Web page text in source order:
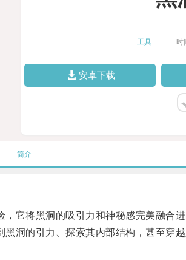
工具 时
安卓下载
简介
将黑洞的吸引力和神秘感完美融合进
的引力、探索其内部结构，甚至穿越